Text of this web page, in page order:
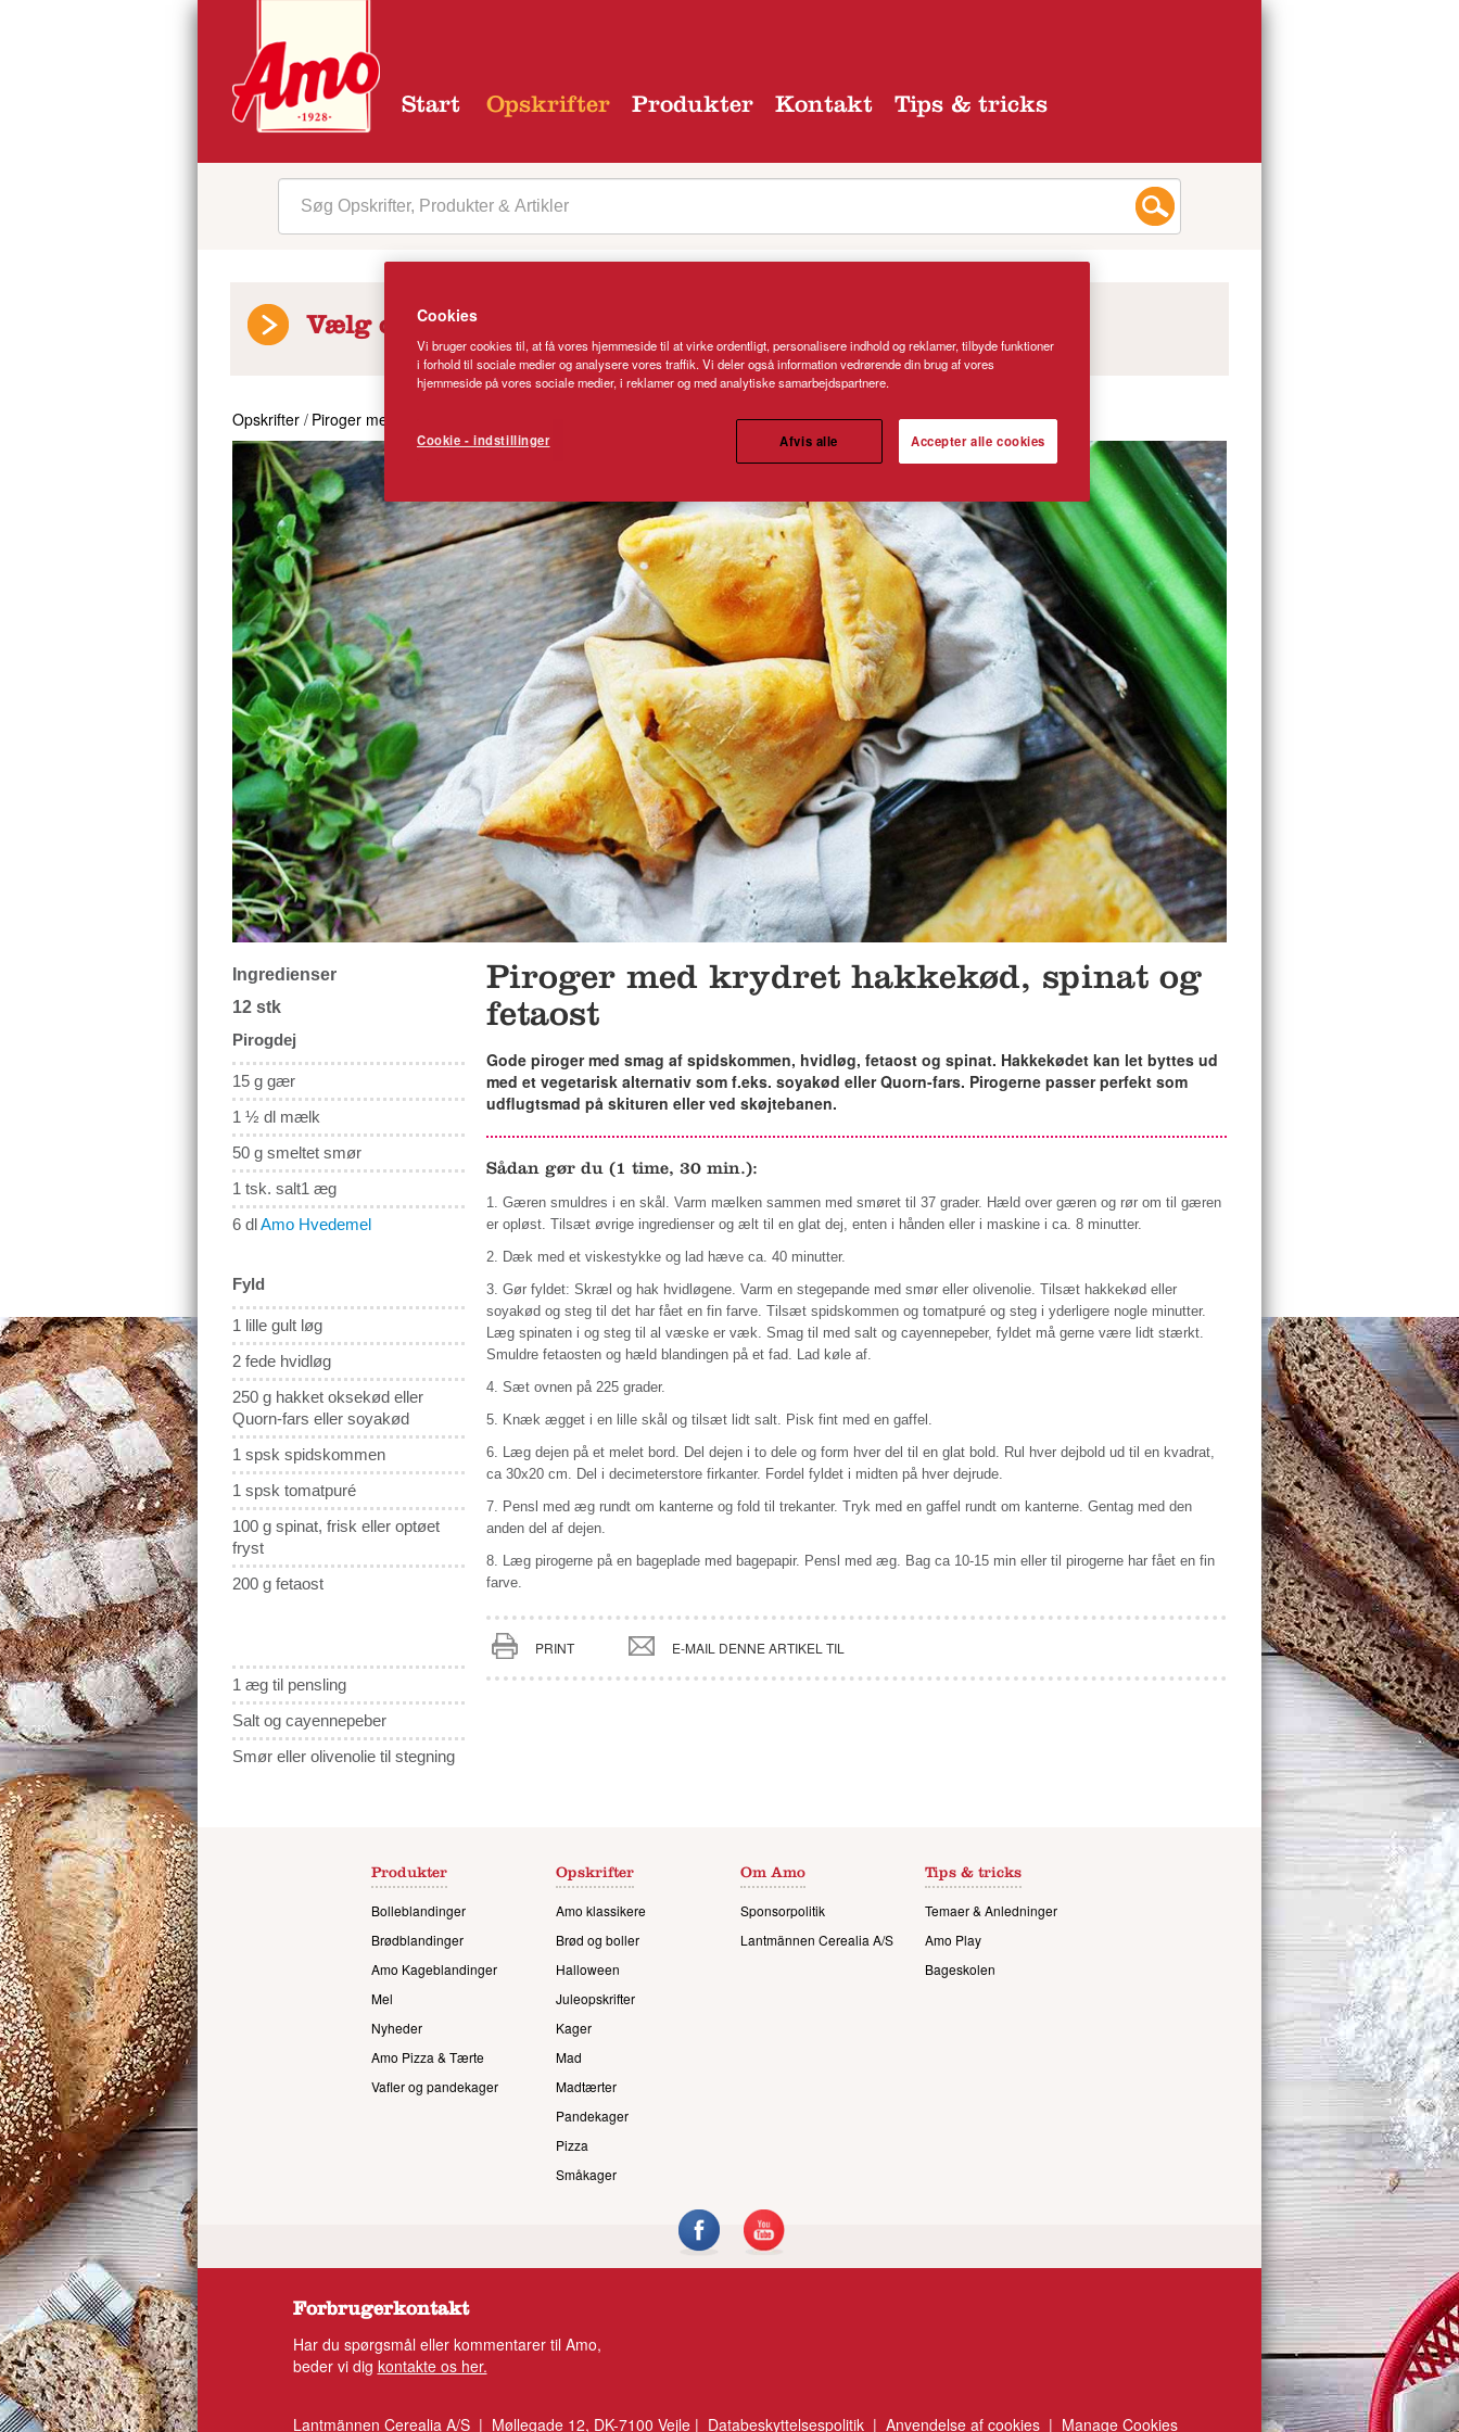
Start Opskrifter Produkter Kontakt Tips & tricks
Vælg opskrift kategori
Opskrifter / Piroger med krydret hakkekød, spinat og fetaost
Ingredienser
12 stk
Pirogdej
15 g gær
1 ½ dl mælk
50 g smeltet smør
1 tsk. salt1 æg
6 dlAmo Hvedemel
Fyld
1 lille gult løg
2 fede hvidløg
250 g hakket oksekød eller
Quorn-fars eller soyakød
1 spsk spidskommen
1 spsk tomatpuré
100 g spinat, frisk eller optøet
fryst
200 g fetaost
1 æg til pensling
Salt og cayennepeber
Smør eller olivenolie til stegning
Piroger med krydret hakkekød, spinat og
fetaost
Gode piroger med smag af spidskommen, hvidløg, fetaost og spinat. Hakkekødet kan let byttes ud
med et vegetarisk alternativ som f.eks. soyakød eller Quorn-fars. Pirogerne passer perfekt som
udflugtsmad på skituren eller ved skøjtebanen.
Sådan gør du (1 time, 30 min.):
1.
Gæren smuldres i en skål. Varm mælken sammen med smøret til 37 grader. Hæld over gæren og rør om til gæren
er opløst. Tilsæt øvrige ingredienser og ælt til en glat dej, enten i hånden eller i maskine i ca. 8 minutter.
2. Dæk med et viskestykke og lad hæve ca. 40 minutter.
3. Gør fyldet: Skræl og hak hvidløgene. Varm en stegepande med smør eller olivenolie. Tilsæt hakkekød eller
soyakød og steg til det har fået en fin farve. Tilsæt spidskommen og tomatpuré og steg i yderligere nogle minutter.
Læg spinaten i og steg til al væske er væk. Smag til med salt og cayennepeber, fyldet må gerne være lidt stærkt.
Smuldre fetaosten og hæld blandingen på et fad. Lad køle af.
4. Sæt ovnen på 225 grader.
5. Knæk ægget i en lille skål og tilsæt lidt salt. Pisk fint med en gaffel.
6. Læg dejen på et melet bord. Del dejen i to dele og form hver del til en glat bold. Rul hver dejbold ud til en kvadrat,
ca 30x20 cm. Del i decimeterstore firkanter. Fordel fyldet i midten på hver dejrude.
7. Pensl med æg rundt om kanterne og fold til trekanter. Tryk med en gaffel rundt om kanterne. Gentag med den
anden del af dejen.
8. Læg pirogerne på en bageplade med bagepapir. Pensl med æg. Bag ca 10-15 min eller til pirogerne har fået en fin
farve.
PRINT E-MAIL DENNE ARTIKEL TIL
Produkter
Bolleblandinger
Brødblandinger
Amo Kageblandinger
Mel
Nyheder
Amo Pizza & Tærte
Vafler og pandekager
Opskrifter
Amo klassikere
Brød og boller
Halloween
Juleopskrifter
Kager
Mad
Madtærter
Pandekager
Pizza
Småkager
Om Amo
Sponsorpolitik
Lantmännen Cerealia A/S
Tips & tricks
Temaer & Anledninger
Amo Play
Bageskolen
Forbrugerkontakt
Har du spørgsmål eller kommentarer til Amo,
beder vi dig kontakte os her.
Lantmännen Cerealia A/S | Møllegade 12, DK-7100 Vejle | Databeskyttelsespolitik| Anvendelse af cookies| Manage Cookies
Cookies
Vi bruger cookies til, at få vores hjemmeside til at virke ordentligt, personalisere indhold og reklamer, tilbyde funktioner
i forhold til sociale medier og analysere vores traffik. Vi deler også information vedrørende din brug af vores
hjemmeside på vores sociale medier, i reklamer og med analytiske samarbejdspartnere.
Cookie - indstillinger Afvis alle Accepter alle cookies